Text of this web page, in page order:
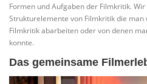
Formen und Aufgaben der Filmkritik.
Strukturelemente von Filmkritik die man
Filmkritik abarbeiten oder von denen
konnte.
Das gemeinsame